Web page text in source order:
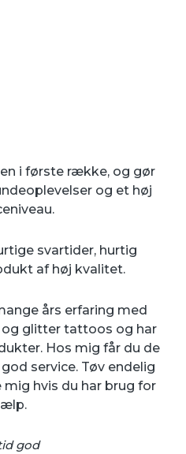
i første række, og gør
og et høj
svartider, hurtig
af høj kvalitet.
års erfaring med
glitter tattoos og har
Hos mig får du de
service. Tøv endelig
hvis du har brug for
god